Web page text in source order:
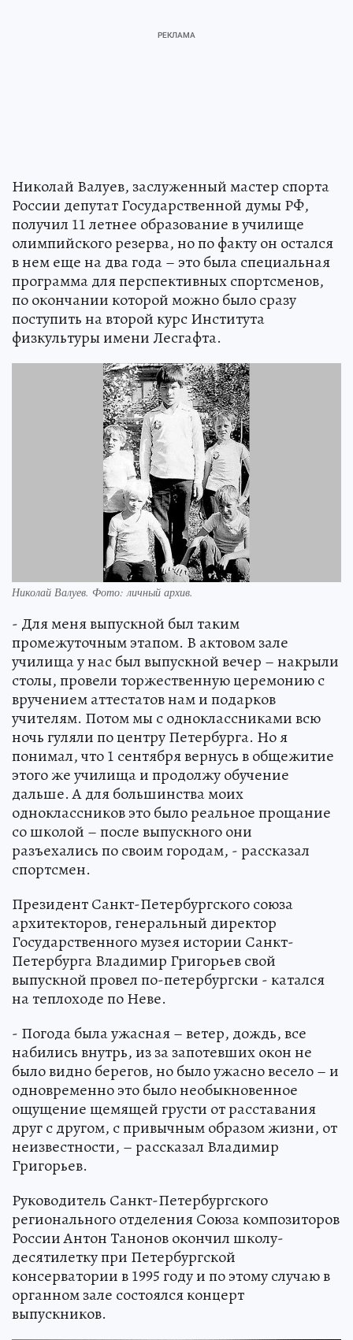
Николай Валуев, заслуженный мастер спорта
России депутат Государственной думы РФ,
получил 11 летнее образование в училище
олимпийского резерва, но по факту он остался
в нем еще на два года – это была специальная
программа для перспективных спортсменов,
по окончании которой можно было сразу
поступить на второй курс Института
физкультуры имени Лесгафта.
Николай Валуев. Фото: личный архив.
- Для меня выпускной был таким
промежуточным этапом. В актовом зале
училища у нас был выпускной вечер – накрыли
столы, провели торжественную церемонию с
вручением аттестатов нам и подарков
учителям. Потом мы с одноклассниками всю
ночь гуляли по центру Петербурга. Но я
понимал, что 1 сентября вернусь в общежитие
этого же училища и продолжу обучение
дальше. А для большинства моих
одноклассников это было реальное прощание
со школой – после выпускного они
разъехались по своим городам, - рассказал
спортсмен.
Президент Санкт-Петербургского союза
архитекторов, генеральный директор
Государственного музея истории Санкт-
Петербурга Владимир Григорьев свой
выпускной провел по-петербургски - катался
на теплоходе по Неве.
- Погода была ужасная – ветер, дождь, все
набились внутрь, из за запотевших окон не
было видно берегов, но было ужасно весело – и
одновременно это было необыкновенное
ощущение щемящей грусти от расставания
друг с другом, с привычным образом жизни, от
неизвестности, – рассказал Владимир
Григорьев.
Руководитель Санкт-Петербургского
регионального отделения Союза композиторов
России Антон Танонов окончил школу-
десятилетку при Петербургской
консерватории в 1995 году и по этому случаю в
органном зале состоялся концерт
выпускников.